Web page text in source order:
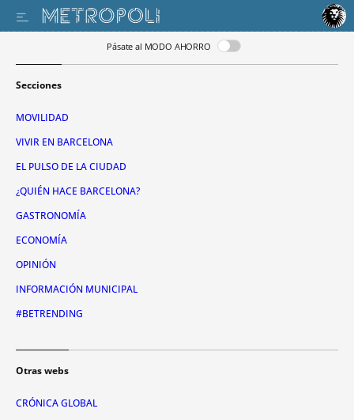
Pásate al MODO AHORRO
Secciones
MOVILIDAD
VIVIR EN BARCELONA
EL PULSO DE LA CIUDAD
¿QUIÉN HACE BARCELONA?
GASTRONOMÍA
ECONOMÍA
OPINIÓN
INFORMACIÓN MUNICIPAL
#BETRENDING
Otras webs
CRÓNICA GLOBAL